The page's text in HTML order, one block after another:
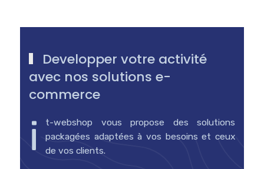
Developper votre activité
avec nos solutions e-
commerce
i
t-webshop vous propose des solutions
packagées adaptées à vos besoins et ceux
de vos clients.